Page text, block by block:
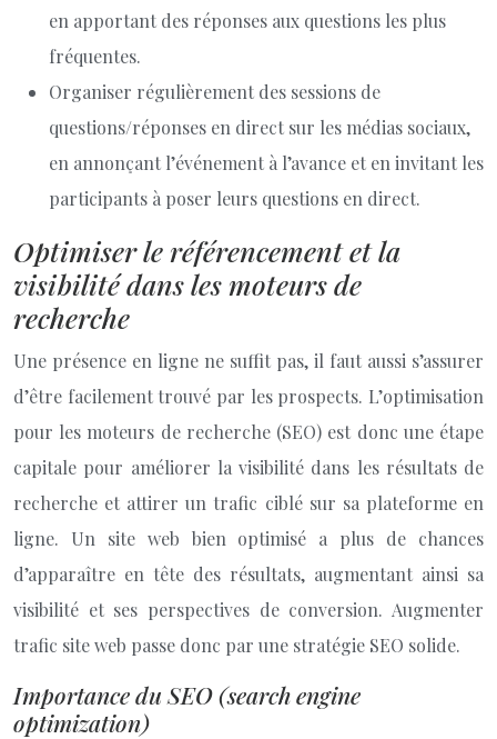
en apportant des réponses aux questions les plus
fréquentes.
Organiser régulièrement des sessions de
questions/réponses en direct sur les médias sociaux,
en annonçant l’événement à l’avance et en invitant les
participants à poser leurs questions en direct.
Optimiser le référencement et la
visibilité dans les moteurs de
recherche
Une présence en ligne ne suffit pas, il faut aussi s’assurer
d’être facilement trouvé par les prospects. L’optimisation
pour les moteurs de recherche (SEO) est donc une étape
capitale pour améliorer la visibilité dans les résultats de
recherche et attirer un trafic ciblé sur sa plateforme en
ligne. Un site web bien optimisé a plus de chances
d’apparaître en tête des résultats, augmentant ainsi sa
visibilité et ses perspectives de conversion. Augmenter
trafic site web passe donc par une stratégie SEO solide.
Importance du SEO (search engine
optimization)